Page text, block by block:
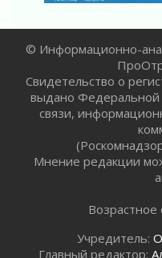
граждан
02 августа 2026
Готовность №1
02 августа 2026
Километровые
отправили на
02 августа 2026
Ленобласть
В Ивангороде
воробушка»
02 августа 2026
© Информационно-
Свидетельство о
выдано Федеральной
связи,
Мнение редакции
Возрастное
Учредитель:
Главный редактор: